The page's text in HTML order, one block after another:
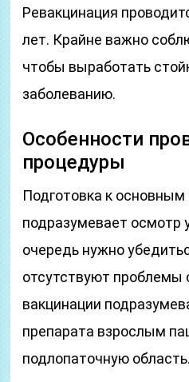
Ревакцинация
лет. Крайне важно
чтобы выработать
заболеванию.
Особенности
процедуры
Подготовка к
подразумевает осмотр
очередь нужно
отсутствуют проблемы
вакцинации
препарата взрослым
подлопаточную область.